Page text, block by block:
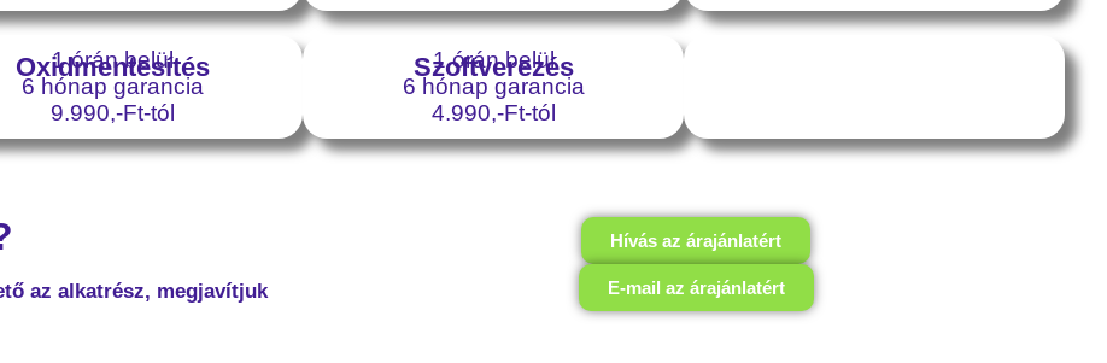
Oxidmentesítés
1 órán belül
6 hónap garancia
9.990,-Ft-tól
Szoftverezés
1 órán belül
6 hónap garancia
4.990,-Ft-tól
az alkatrész, megjavítjuk
Hívás az árajánlatért
E-mail az árajánlatért